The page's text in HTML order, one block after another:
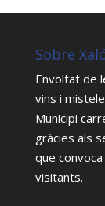
Sobre
Envoltat de
vins i
Municipi
gràcies als
que
visitants.